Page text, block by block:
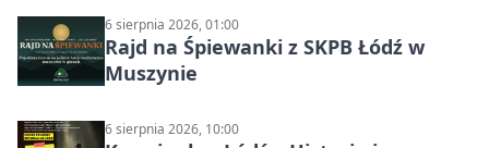
6 sierpnia 2026, 01:00
Rajd na Śpiewanki z SKPB Łódź w
Muszynie
6 sierpnia 2026, 10:00